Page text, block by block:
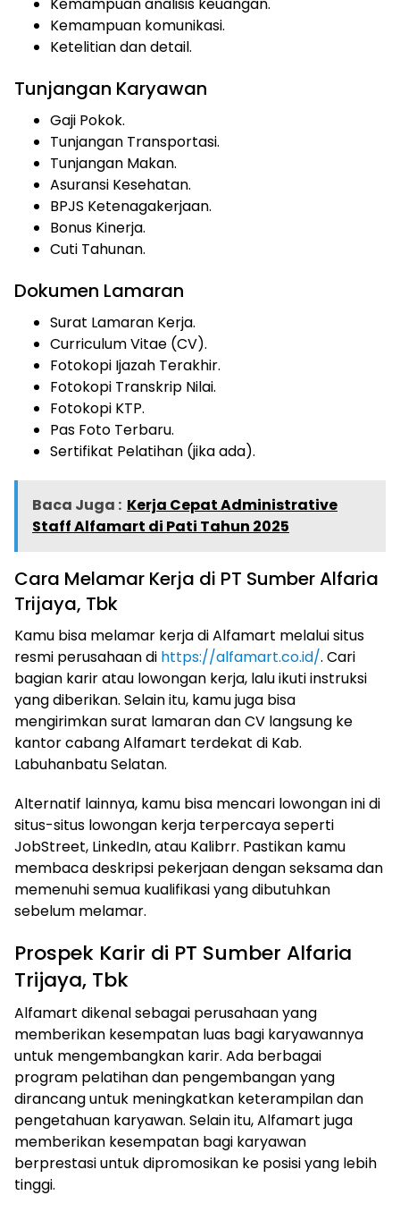
Kemampuan komunikasi.
Ketelitian dan detail.
Tunjangan Karyawan
Gaji Pokok.
Tunjangan Transportasi.
Tunjangan Makan.
Asuransi Kesehatan.
BPJS Ketenagakerjaan.
Bonus Kinerja.
Cuti Tahunan.
Dokumen Lamaran
Surat Lamaran Kerja.
Curriculum Vitae (CV).
Fotokopi Ijazah Terakhir.
Fotokopi Transkrip Nilai.
Fotokopi KTP.
Pas Foto Terbaru.
Sertifikat Pelatihan (jika ada).
Baca Juga : Kerja Cepat Administrative
Staff Alfamart di Pati Tahun 2025
Cara Melamar Kerja di PT Sumber Alfaria
Trijaya, Tbk
Kamu bisa melamar kerja di Alfamart melalui situs
resmi perusahaan di https://alfamart.co.id/. Cari
bagian karir atau lowongan kerja, lalu ikuti instruksi
yang diberikan. Selain itu, kamu juga bisa
mengirimkan surat lamaran dan CV langsung ke
kantor cabang Alfamart terdekat di Kab.
Labuhanbatu Selatan.
Alternatif lainnya, kamu bisa mencari lowongan ini di
situs-situs lowongan kerja terpercaya seperti
JobStreet, LinkedIn, atau Kalibrr. Pastikan kamu
membaca deskripsi pekerjaan dengan seksama dan
memenuhi semua kualifikasi yang dibutuhkan
sebelum melamar.
Prospek Karir di PT Sumber Alfaria
Trijaya, Tbk
Alfamart dikenal sebagai perusahaan yang
memberikan kesempatan luas bagi karyawannya
untuk mengembangkan karir. Ada berbagai
program pelatihan dan pengembangan yang
dirancang untuk meningkatkan keterampilan dan
pengetahuan karyawan. Selain itu, Alfamart juga
memberikan kesempatan bagi karyawan
berprestasi untuk dipromosikan ke posisi yang lebih
tinggi.